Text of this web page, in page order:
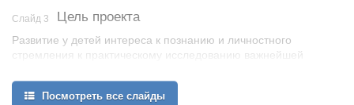
Слайд 3 Цель проекта
Развитие у детей интереса к познанию и личностного
стремления к практическому исследованию важнейшей
Посмотреть все слайды